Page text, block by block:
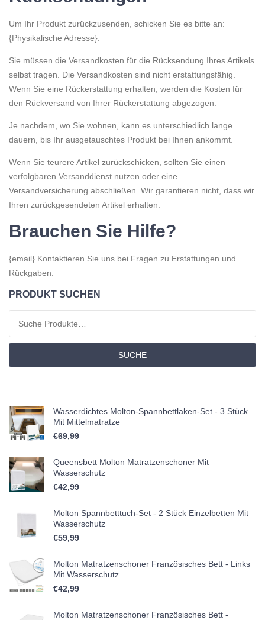
Um Ihr Produkt zurückzusenden, schicken Sie es bitte an:
{Physikalische Adresse}.
Sie müssen die Versandkosten für die Rücksendung Ihres Artikels
selbst tragen. Die Versandkosten sind nicht erstattungsfähig.
Wenn Sie eine Rückerstattung erhalten, werden die Kosten für
den Rückversand von Ihrer Rückerstattung abgezogen.
Je nachdem, wo Sie wohnen, kann es unterschiedlich lange
dauern, bis Ihr ausgetauschtes Produkt bei Ihnen ankommt.
Wenn Sie teurere Artikel zurückschicken, sollten Sie einen
verfolgbaren Versanddienst nutzen oder eine
Versandversicherung abschließen. Wir garantieren nicht, dass wir
Ihren zurückgesendeten Artikel erhalten.
Brauchen Sie Hilfe?
{email} Kontaktieren Sie uns bei Fragen zu Erstattungen und
Rückgaben.
PRODUKT SUCHEN
SUCHE
Wasserdichtes Molton-Spannbettlaken-Set - 3 Stück
Mit Mittelmatratze
€69,99
Queensbett Molton Matratzenschoner Mit
Wasserschutz
€42,99
Molton Spannbetttuch-Set - 2 Stück Einzelbetten Mit
Wasserschutz
€59,99
Molton Matratzenschoner Französisches Bett - Links
Mit Wasserschutz
€42,99
Molton Matratzenschoner Französisches Bett -